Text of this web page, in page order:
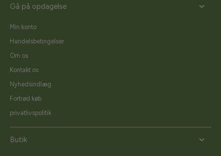
Gå på opdagelse
Min konto
Handelsbetingelser
Om os
Kontakt os
Nyhedsindlæg
Fortrød køb
privatlivspolitik
Butik